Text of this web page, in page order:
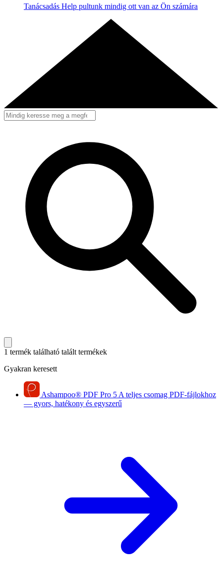
Tanácsadás Help pultunk mindig ott van az Ön számára
1 termék található talált termékek
Gyakran keresett
Ashampoo® PDF Pro 5 A teljes csomag PDF-fájlokhoz
— gyors, hatékony és egyszerű